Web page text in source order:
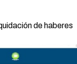
de haberes